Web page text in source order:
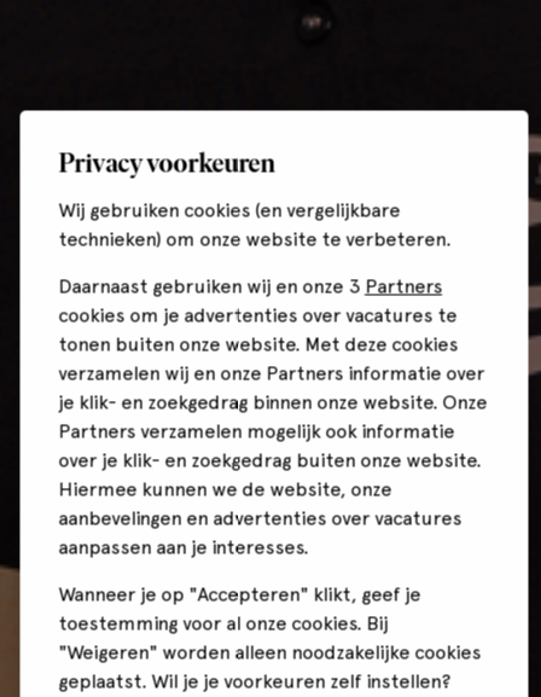
Privacy voorkeuren
Wij gebruiken cookies (en vergelijkbare
technieken) om onze website te verbeteren.
Daarnaast gebruiken wij en onze 3 Partners
cookies om je advertenties over vacatures te
tonen buiten onze website. Met deze cookies
verzamelen wij en onze Partners informatie over
je klik- en zoekgedrag binnen onze website. Onze
Partners verzamelen mogelijk ook informatie
over je klik- en zoekgedrag buiten onze website.
Hiermee kunnen we de website, onze
aanbevelingen en advertenties over vacatures
aanpassen aan je interesses.
Wanneer je op "Accepteren" klikt, geef je
toestemming voor al onze cookies. Bij
"Weigeren" worden alleen noodzakelijke cookies
geplaatst. Wil je je voorkeuren zelf instellen?